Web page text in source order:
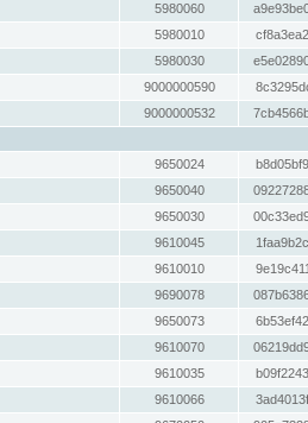
5980060
5980010
5980030
9000000590
9000000532
9650024
9650040
9650030
9610045
9610010
9690078
9650073
9610070
9610035
9610066